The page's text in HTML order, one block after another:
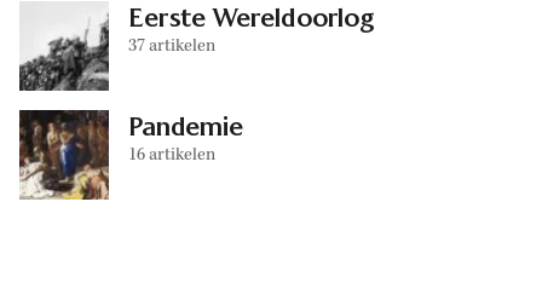
Eerste Wereldoorlog
37 artikelen
Pandemie
16 artikelen